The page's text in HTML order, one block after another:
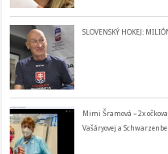
SLOVENSKÝ HOKEJ:
Mimi Šramová – 2x
Vašáryovej a